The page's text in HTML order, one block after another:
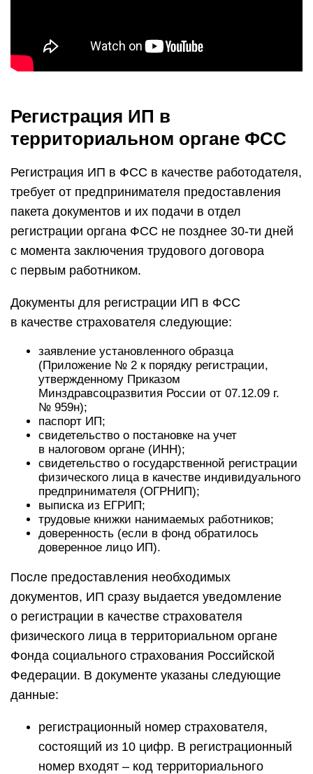
Регистрация ИП в
территориальном органе ФСС
Регистрация ИП в ФСС в качестве работодателя,
требует от предпринимателя предоставления
пакета документов и их подачи в отдел
регистрации органа ФСС не позднее 30-ти дней
с момента заключения трудового договора
с первым работником.
Документы для регистрации ИП в ФСС
в качестве страхователя следующие:
заявление установленного образца
(Приложение № 2 к порядку регистрации,
утвержденному Приказом
Минздравсоцразвития России от 07.12.09 г.
№ 959н);
паспорт ИП;
свидетельство о постановке на учет
в налоговом органе (ИНН);
свидетельство о государственной регистрации
физического лица в качестве индивидуального
предпринимателя (ОГРНИП);
выписка из ЕГРИП;
трудовые книжки нанимаемых работников;
доверенность (если в фонд обратилось
доверенное лицо ИП).
После предоставления необходимых
документов, ИП сразу выдается уведомление
о регистрации в качестве страхователя
физического лица в территориальном органе
Фонда социального страхования Российской
Федерации. В документе указаны следующие
данные:
регистрационный номер страхователя,
состоящий из 10 цифр. В регистрационный
номер входят – код территориального